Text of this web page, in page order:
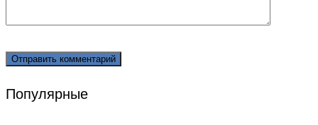
Популярные